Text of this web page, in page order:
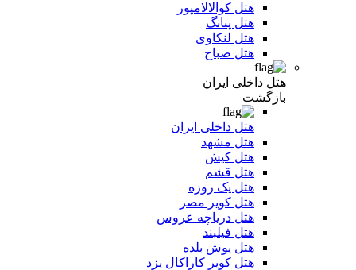
هتل کوالالامپور
هتل پنانگ
هتل لنکاوی
هتل صباح
هتل داخلی ایران
بازگشت
هتل داخلی ایران
هتل مشهد
هتل کیش
هتل قشم
هتل یک روزه
هتل کویر مصر
هتل دریاچه عروس
هتل فیلبند
هتل یوش بلده
هتل کویر کاراکال یزد